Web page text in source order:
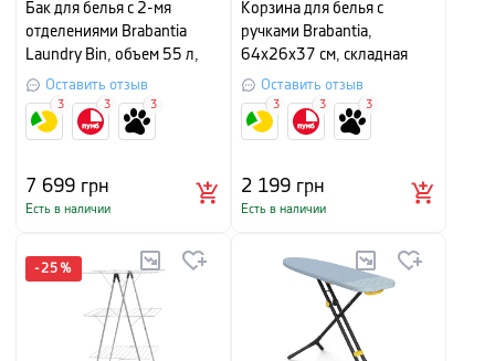
Бак для белья с 2-мя
отделениями Brabantia
Laundry Bin, объем 55 л,
белый с серым
Оставить отзыв
7 699 грн
Есть в наличии
3 3 3
Корзина для белья с
ручками Brabantia,
64х26х37 см, складная
Оставить отзыв
2 199 грн
Есть в наличии
3 3 3
-25 %